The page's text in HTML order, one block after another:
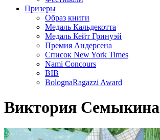
Призеры
Образ книги
Медаль Кальдекотта
Медаль Кейт Гринуэй
Премия Андерсена
Список New York Times
Nami Concours
BIB
BolognaRagazzi Award
Виктория Семыкина